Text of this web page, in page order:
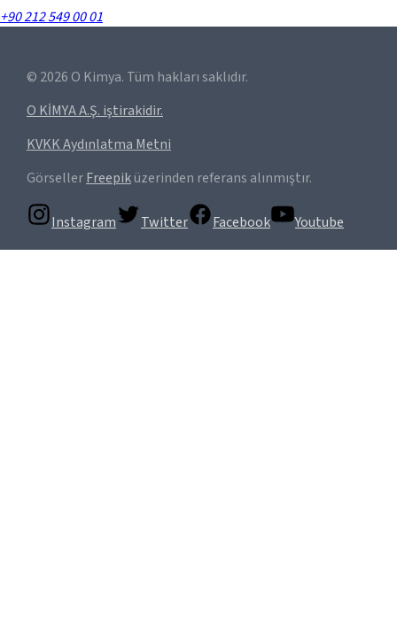
+90 212 549 00 01
© 2026 O Kimya. Tüm hakları saklıdır.
O KİMYA A.Ş. iştirakidir.
KVKK Aydınlatma Metni
GörsellerFreepiküzerinden referans alınmıştır.
Instagram Twitter Facebook Youtube